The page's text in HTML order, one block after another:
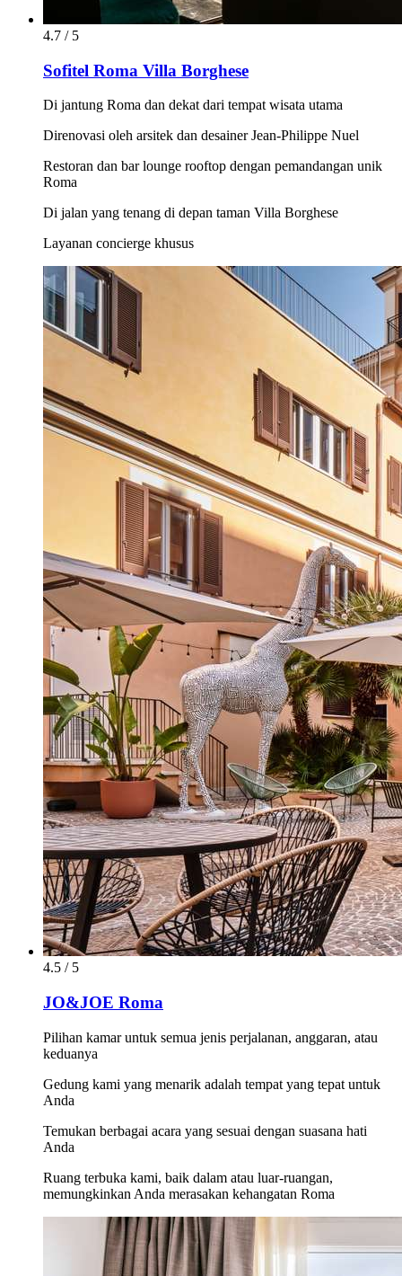
4.7 / 5
Sofitel Roma Villa Borghese
Di jantung Roma dan dekat dari tempat wisata utama
Direnovasi oleh arsitek dan desainer Jean-Philippe Nuel
Restoran dan bar lounge rooftop dengan pemandangan unik
Roma
Di jalan yang tenang di depan taman Villa Borghese
Layanan concierge khusus
4.5 / 5
JO&JOE Roma
Pilihan kamar untuk semua jenis perjalanan, anggaran, atau
keduanya
Gedung kami yang menarik adalah tempat yang tepat untuk
Anda
Temukan berbagai acara yang sesuai dengan suasana hati
Anda
Ruang terbuka kami, baik dalam atau luar-ruangan,
memungkinkan Anda merasakan kehangatan Roma